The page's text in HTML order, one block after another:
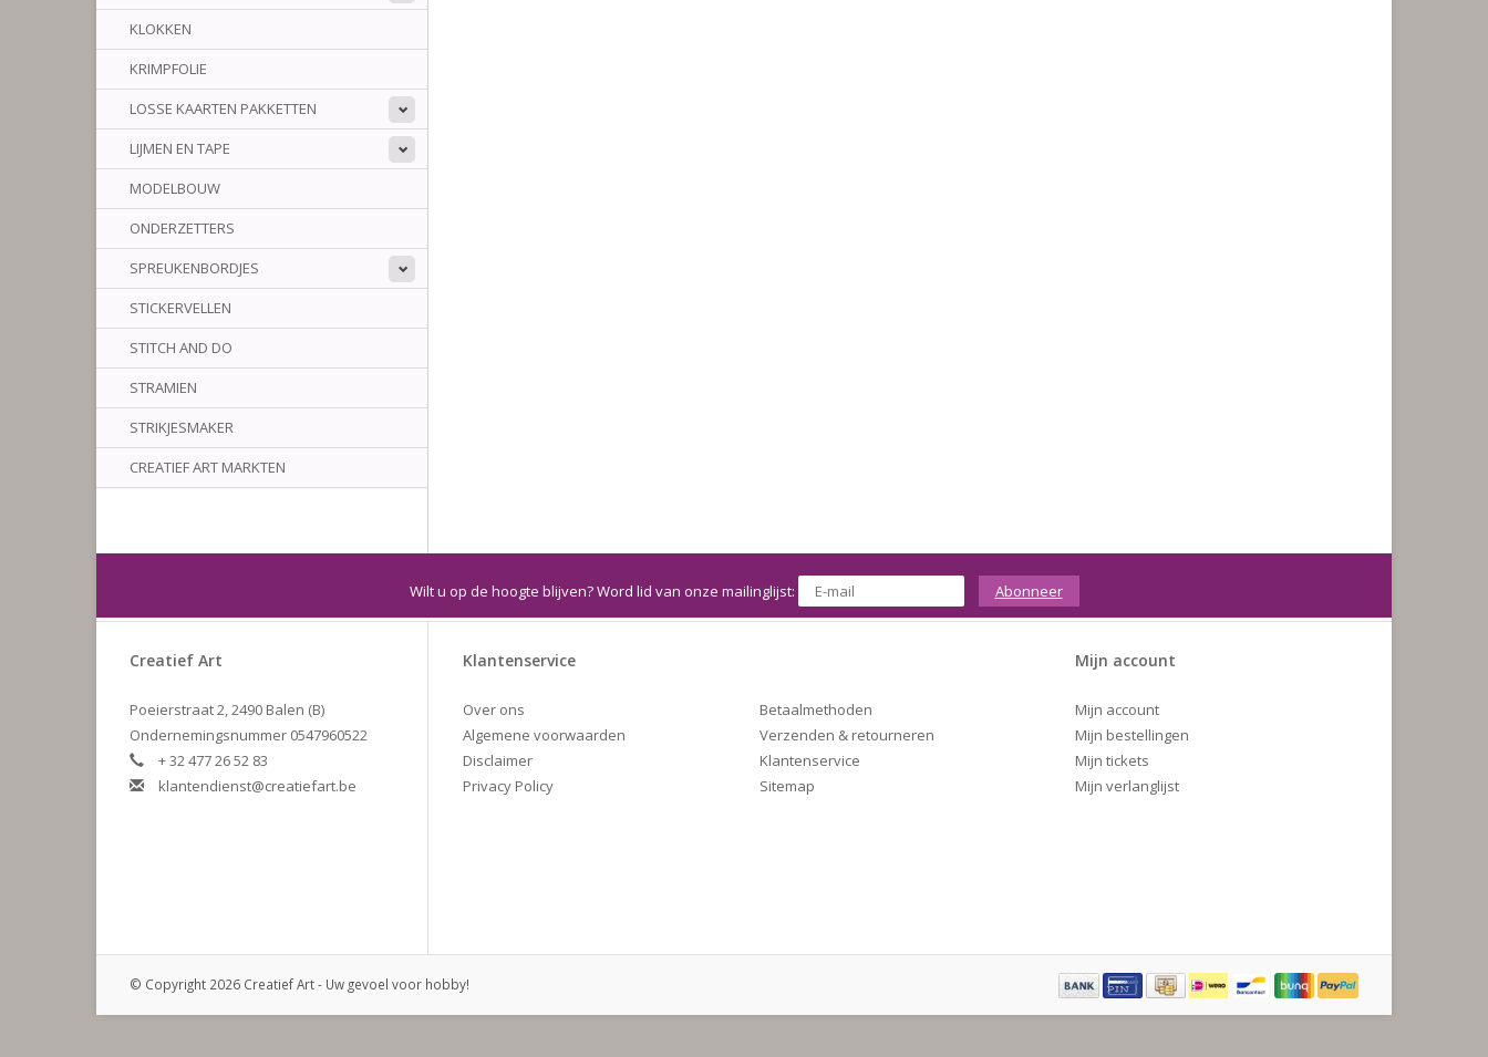
KLOKKEN
KRIMPFOLIE
LOSSE KAARTEN PAKKETTEN
LIJMEN EN TAPE
MODELBOUW
ONDERZETTERS
SPREUKENBORDJES
STICKERVELLEN
STITCH AND DO
STRAMIEN
STRIKJESMAKER
CREATIEF ART MARKTEN
Wilt u op de hoogte blijven? Word lid van onze mailinglijst: Abonneer
Creatief Art
Poeierstraat 2, 2490 Balen (B)
Ondernemingsnummer 0547960522
+ 32 477 26 52 83
klantendienst@creatiefart.be
Klantenservice
Over ons
Algemene voorwaarden
Disclaimer
Privacy Policy
Betaalmethoden
Verzenden & retourneren
Klantenservice
Sitemap
Mijn account
Mijn account
Mijn bestellingen
Mijn tickets
Mijn verlanglijst
© Copyright 2026 Creatief Art - Uw gevoel voor hobby!